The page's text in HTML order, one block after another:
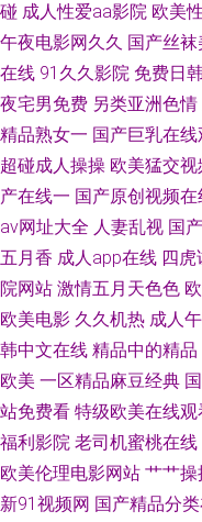
老司机福利影院 日本A片福
月天色综合 成人电影香蕉视
av片 久久福利视频导航 玖玖
华 黄色视频网站链接 青青草
產館中文字幕 欧美色图激情
爱XXXX 天堂Av网导航 91国
肏屄一区二区 日韩一a 51探
在线香蕉 波多野吉衣av 国产
碰 成人性爱aa影院 欧美
午夜电影网久久 国产丝袜
在线 91久久影院 免费日
夜宅男免费 另类亚洲色情
精品熟女一 国产巨乳在线
超碰成人操操 欧美猛交视
产在线一 国产原创视频在
av网址大全 人妻乱视 国
五月香 成人app在线 四虎
院网站 激情五月天色色
欧美电影 久久机热 成人
韩中文在线 精品中的精品
欧美 一区精品麻豆经典
站免费看 特级欧美在线观
福利影院 老司机蜜桃在线
欧美伦理电影网站 艹艹操
新91视频网 国产精品分